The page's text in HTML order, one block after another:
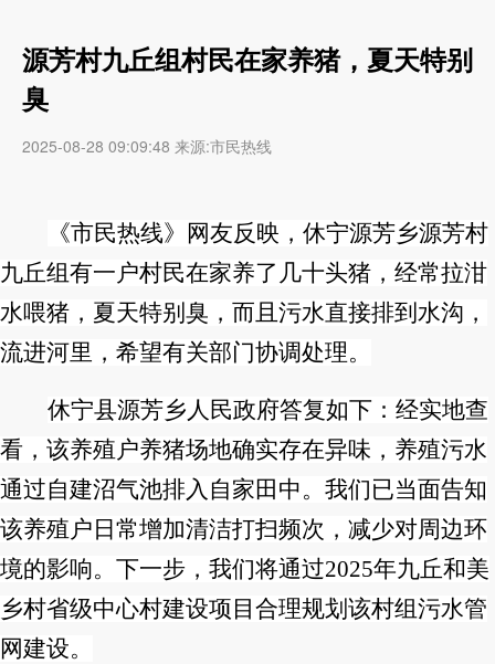
源芳村九丘组村民在家养猪，夏天特别
臭
2025-08-28 09:09:48 来源:市民热线
《市民热线》网友反映，休宁源芳乡源芳村
九丘组有一户村民在家养了几十头猪，经常拉泔
水喂猪，夏天特别臭，而且污水直接排到水沟，
流进河里，希望有关部门协调处理。
休宁县源芳乡人民政府答复如下：经实地查
看，该养殖户养猪场地确实存在异味，养殖污水
通过自建沼气池排入自家田中。我们已当面告知
该养殖户日常增加清洁打扫频次，减少对周边环
境的影响。下一步，我们将通过2025年九丘和美
乡村省级中心村建设项目合理规划该村组污水管
网建设。